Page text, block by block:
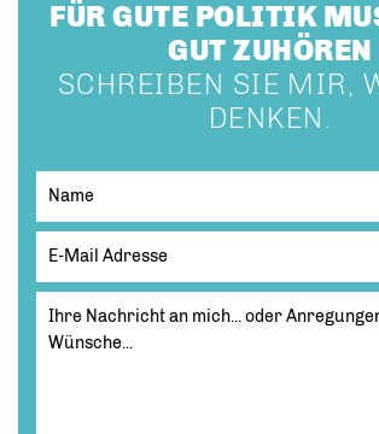
FÜR GUTE POLITIK
GUT ZUHÖREN
SCHREIBEN SIE MIR,
DENKEN.